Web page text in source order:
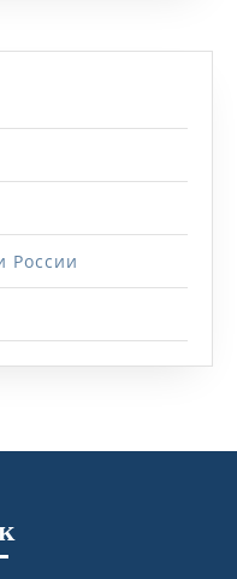
России